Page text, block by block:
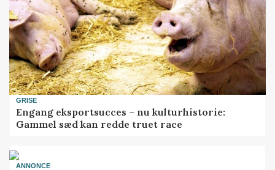
GRISE
Engang eksportsucces – nu kulturhistorie:
Gammel sæd kan redde truet race
ANNONCE